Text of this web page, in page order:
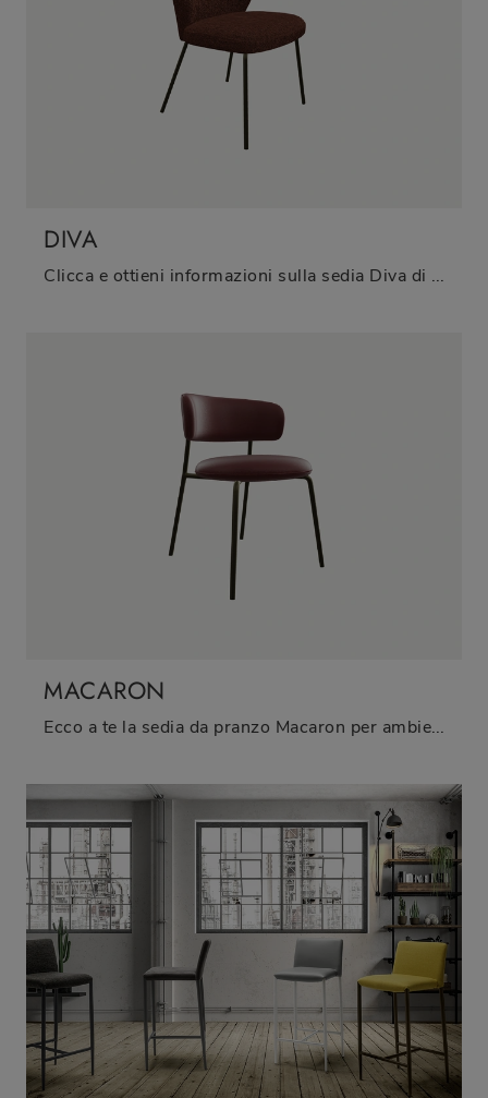
DIVA
Clicca e ottieni informazioni sulla sedia Diva di Zamagna in tessuto: le più belle Sedie fisse moderne ti attendono.
MACARON
Ecco a te la sedia da pranzo Macaron per ambientazioni moderne, tra le più originali Sedie fisse di Zamagna.